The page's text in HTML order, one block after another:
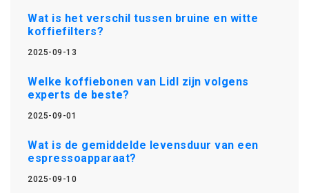
Wat is het verschil tussen bruine en witte
koffiefilters?
2025-09-13
Welke koffiebonen van Lidl zijn volgens
experts de beste?
2025-09-01
Wat is de gemiddelde levensduur van een
espressoapparaat?
2025-09-10